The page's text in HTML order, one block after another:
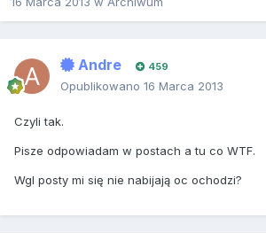
Andre 459
Opublikowano 16 Marca 2013
Czyli tak.
Pisze odpowiadam w postach a tu co WTF.
Wgl posty mi się nie nabijają oc ochodzi?